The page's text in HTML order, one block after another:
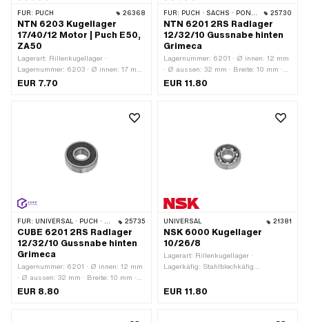
FÜR: PUCH 26368
NTN 6203 Kugellager
17/40/12 Motor | Puch E50,
ZA50
Lagerart: Rillenkugellager ·
Lagernummer: 6203 · Ø innen: 17 mm
· Ø aussen: 40 mm · Breite: 12 mm ·
EUR 7.70
FÜR: PUCH · SACHS · PONY / CILO (BETA 521 & 512) 25730
NTN 6201 2RS Radlager
12/32/10 Gussnabe hinten
Grimeca
Lagernummer: 6201 · Ø innen: 12 mm
· Ø aussen: 32 mm · Breite: 10 mm ·
Kugellager geschlossen: Ja ·
EUR 11.80
FÜR: UNIVERSAL · PUCH · SACHS · PONY / CILO (BETA 521 & 512) 25735
CUBE 6201 2RS Radlager
12/32/10 Gussnabe hinten
Grimeca
Lagernummer: 6201 · Ø innen: 12 mm
· Ø aussen: 32 mm · Breite: 10 mm ·
Hersteller: CUBE · Kugellager
EUR 8.80
UNIVERSAL 21381
NSK 6000 Kugellager
10/26/8
Lagerart: Rillenkugellager ·
Lagerkäfig: Stahlblechkäfig
Breite Innenring: 8 mm · Hersteller:
EUR 11.80